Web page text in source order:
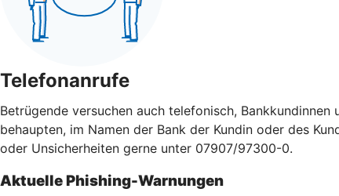
Telefonanrufe
Betrügende versuchen auch telefonisch,
behaupten, im Namen der Bank der Kundin oder des
oder Unsicherheiten gerne unter 07907/97300-0.
Aktuelle Phishing-Warnungen